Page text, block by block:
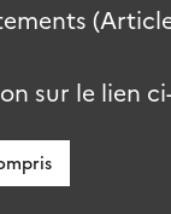
sur le lien